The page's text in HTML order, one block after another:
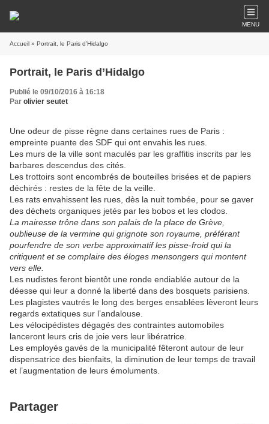
MENU
Accueil » Portrait, le Paris d’Hidalgo
Portrait, le Paris d’Hidalgo
Publié le 09/10/2016 à 16:18
Par olivier seutet
Une odeur de pisse règne dans certaines rues de Paris :
empreinte puante des SDF qui ont envahis les rues.
Les murs de la ville sont maculés par les graffitis inscrits par les
barbares descendus des cités.
Les trottoirs sont encombrés de bouteilles brisées et de papiers
déchirés : restes de la fête de la veille.
Les rats envahissent les rues, dès la nuit tombée, pour se gaver
des déchets organiques jetés par les bobos et les clodos.
La mairesse trône dans son palais de la place de Grève,
oublieuse de la vermine qui grignote son royaume, préférant
pourfendre de son verbe approximatif les pisse-froid qui la
critiquent et se complaire des éloges mensongers qui montent
vers elle.
Les nudistes feront bientôt une ronde endiablée autour de la
déesse qui leur a donné la liberté dans des bosquets parisiens.
Les plagistes vautrés le long des berges ensablées lèveront leurs
regards extatiques sur l’andalouse.
Les vélocipédistes dégagés des contraintes automobiles
lanceront leurs cris de joie vers leur libératrice.
Les employés gavés de la municipalité fêteront autour de leur
dispensatrice des bienfaits, la diminution de leur temps de travail
et l’augmentation de leurs émoluments.
Partager